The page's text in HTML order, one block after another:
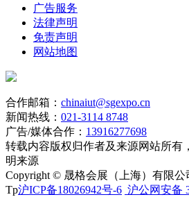
广告服务
法律声明
免责声明
网站地图
合作邮箱： chinaiut@sgexpo.cn
新闻热线： 021-3114 8748
广告/媒体合作： 13916277698
转载内容版权归作者及来源网站所有
明来源
Copyright © 晟格会展（上海）有限公
Tp沪ICP备18026942号-6 沪公网安备